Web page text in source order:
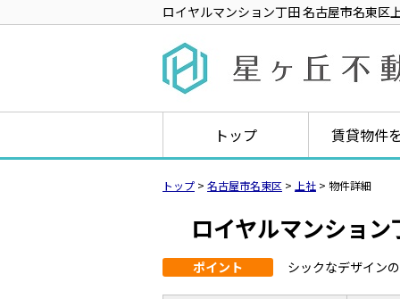
ロイヤルマンション丁田 名古屋市名東
トップ 賃貸物件
トップ > 名古屋市名東区 > 上社 > 物件詳細
ロイヤルマンショ
ポイント シックなデザイン